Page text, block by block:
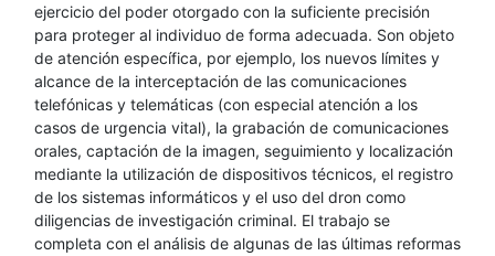
ejercicio del poder otorgado con la suficiente precisión
para proteger al individuo de forma adecuada. Son objeto
de atención específica, por ejemplo, los nuevos límites y
alcance de la interceptación de las comunicaciones
telefónicas y telemáticas (con especial atención a los
casos de urgencia vital), la grabación de comunicaciones
orales, captación de la imagen, seguimiento y localización
mediante la utilización de dispositivos técnicos, el registro
de los sistemas informáticos y el uso del dron como
diligencias de investigación criminal. El trabajo se
completa con el análisis de algunas de las últimas reformas